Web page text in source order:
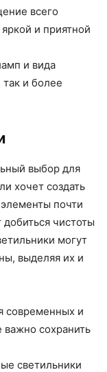
всего
и приятной
и вида
и более
выбор для
хочет создать
почти
чистоты
могут
выделяя их и
современных и
сохранить
светильники